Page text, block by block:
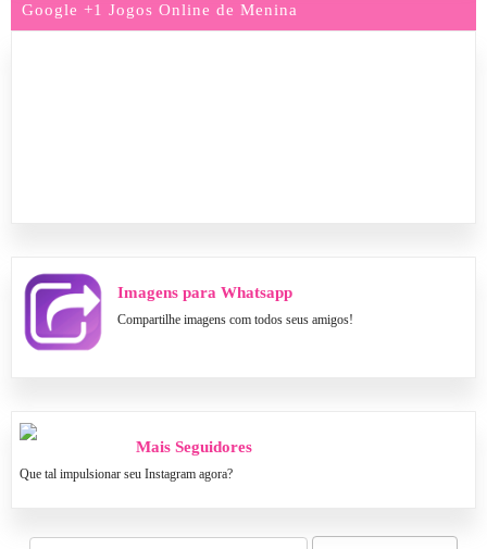
Google +1 Jogos Online de Menina
Imagens para Whatsapp
Compartilhe imagens com todos seus amigos!
Mais Seguidores
Que tal impulsionar seu Instagram agora?